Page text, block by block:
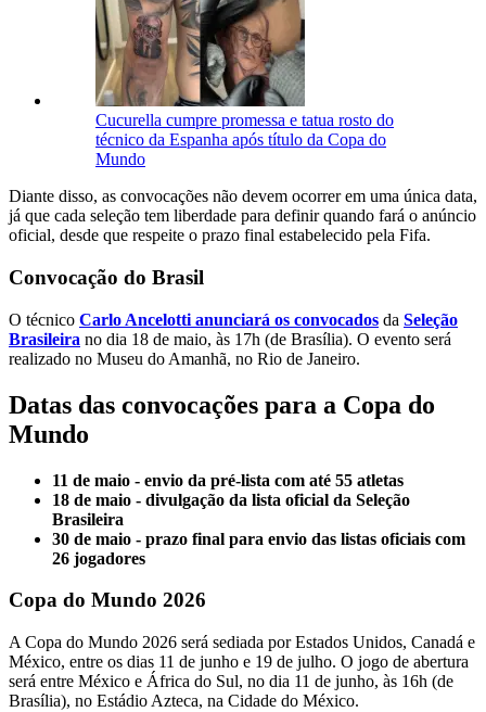
Cucurella cumpre promessa e tatua rosto do
técnico da Espanha após título da Copa do
Mundo
Diante disso, as convocações não devem ocorrer em uma única data,
já que cada seleção tem liberdade para definir quando fará o anúncio
oficial, desde que respeite o prazo final estabelecido pela Fifa.
Convocação do Brasil
O técnico Carlo Ancelotti anunciará os convocados da Seleção
Brasileira no dia 18 de maio, às 17h (de Brasília). O evento será
realizado no Museu do Amanhã, no Rio de Janeiro.
Datas das convocações para a Copa do
Mundo
11 de maio - envio da pré-lista com até 55 atletas
18 de maio - divulgação da lista oficial da Seleção
Brasileira
30 de maio - prazo final para envio das listas oficiais com
26 jogadores
Copa do Mundo 2026
A Copa do Mundo 2026 será sediada por Estados Unidos, Canadá e
México, entre os dias 11 de junho e 19 de julho. O jogo de abertura
será entre México e África do Sul, no dia 11 de junho, às 16h (de
Brasília), no Estádio Azteca, na Cidade do México.